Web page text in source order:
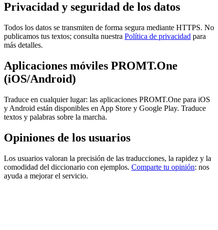
Privacidad y seguridad de los datos
Todos los datos se transmiten de forma segura mediante HTTPS. No
publicamos tus textos; consulta nuestra Política de privacidad para
más detalles.
Aplicaciones móviles PROMT.One
(iOS/Android)
Traduce en cualquier lugar: las aplicaciones PROMT.One para iOS
y Android están disponibles en App Store y Google Play. Traduce
textos y palabras sobre la marcha.
Opiniones de los usuarios
Los usuarios valoran la precisión de las traducciones, la rapidez y la
comodidad del diccionario con ejemplos. Comparte tu opinión: nos
ayuda a mejorar el servicio.